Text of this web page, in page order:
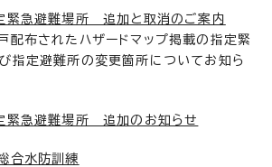
緊急避難場所 追加と取消のご案内
配布されたハザードマップ掲載の指定緊
指定避難所の変更箇所についてお知ら
緊急避難場所 追加のお知らせ
合水防訓練